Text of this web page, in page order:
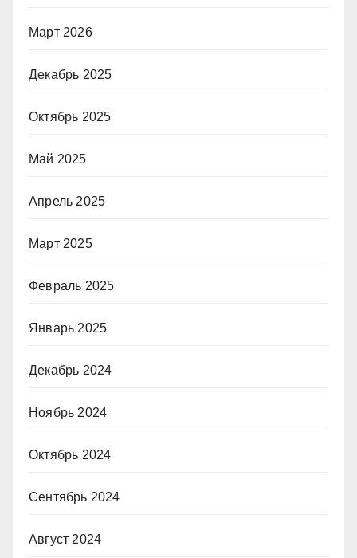
Март 2026
Декабрь 2025
Октябрь 2025
Май 2025
Апрель 2025
Март 2025
Февраль 2025
Январь 2025
Декабрь 2024
Ноябрь 2024
Октябрь 2024
Сентябрь 2024
Август 2024